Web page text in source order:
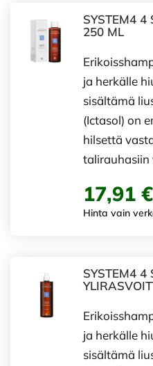
SYSTEM4 4
250 ML
ja herkälle
sisältämä
(Ictasol) on
hilsettä
talirauhasiin
17,91 €
Hinta vain
SYSTEM4 4
ja herkälle
sisältämä